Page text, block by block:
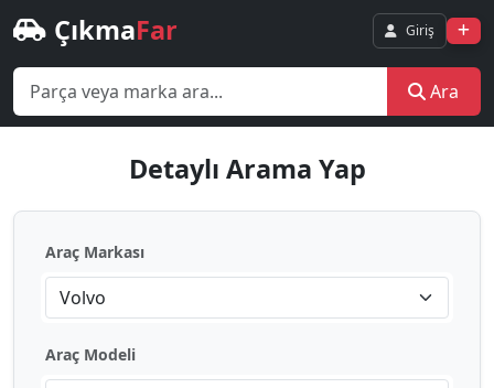
ÇıkmaFar Giriş
Ara
Detaylı Arama Yap
Araç Markası
Volvo
Araç Modeli